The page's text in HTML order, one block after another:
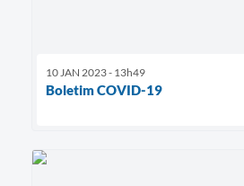
10 JAN 2023 - 13h49
Boletim COVID-19